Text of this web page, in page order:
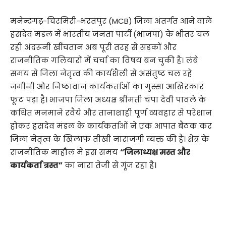
मनेन्द्रगढ़-चिरमिरी-भरतपुर (MCB) जिला अंतर्गत आने वाले
हसदेव मंडल में भारतीय जनता पार्टी (भाजपा) के भीतर चल
रही अंदरूनी खींचतान अब पूरी तरह से सड़कों और
राजनीतिक गलियारों में चर्चा का विषय बन चुकी है। लंबे
समय से जिला नेतृत्व की कार्यशैली से असंतुष्ट चल रहे
जमीनी और निष्ठावान कार्यकर्ताओं का गुस्सा आखिरकार
फूट पड़ा है। भाजपा जिला अध्यक्ष श्रीमती चंपा देवी पावले के
कथित मनमाने रवैये और तानाशाही पूर्ण व्यवहार से परेशान
होकर हसदेव मंडल के कार्यकर्ताओं ने एक आपात बैठक कर
जिला नेतृत्व के खिलाफ तीखी नाराजगी व्यक्त की है। क्षेत्र के
राजनीतिक माहौल में इस समय“जिलाध्यक्ष मस्त और
कार्यकर्ता त्रस्त”का नारा तेजी से गूंज रहा है।